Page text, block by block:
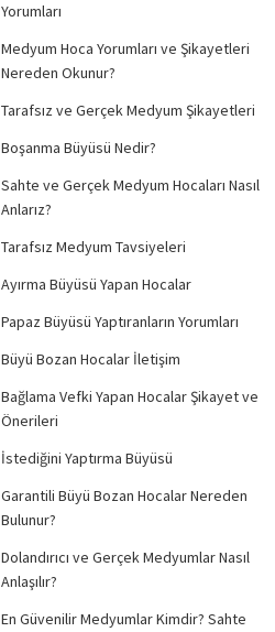
Yorumları
Medyum Hoca Yorumları ve Şikayetleri
Nereden Okunur?
Tarafsız ve Gerçek Medyum Şikayetleri
Boşanma Büyüsü Nedir?
Sahte ve Gerçek Medyum Hocaları Nasıl
Anlarız?
Tarafsız Medyum Tavsiyeleri
Ayırma Büyüsü Yapan Hocalar
Papaz Büyüsü Yaptıranların Yorumları
Büyü Bozan Hocalar İletişim
Bağlama Vefki Yapan Hocalar Şikayet ve
Önerileri
İstediğini Yaptırma Büyüsü
Garantili Büyü Bozan Hocalar Nereden
Bulunur?
Dolandırıcı ve Gerçek Medyumlar Nasıl
Anlaşılır?
En Güvenilir Medyumlar Kimdir? Sahte